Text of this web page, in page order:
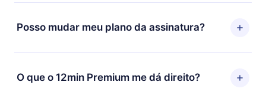
Você pode baixar nosso aplicativo e começar a
aproveitar nossa biblioteca. Se por algum motivo não
ficar satisfeito com nossa plataforma, basta entrar em
solicitar o reembolso do valor. Você receberá tudo que
Posso mudar meu plano da assinatura?
Sim, mas a mudança só se aplicará a partir do próximo
período de cobrança. Por exemplo, se você decidiu
mudar sua assinatura mensal para anual, após
O que o 12min Premium me dá direito?